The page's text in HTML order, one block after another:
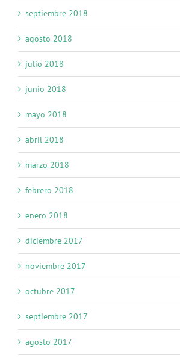
septiembre 2018
agosto 2018
julio 2018
junio 2018
mayo 2018
abril 2018
marzo 2018
febrero 2018
enero 2018
diciembre 2017
noviembre 2017
octubre 2017
septiembre 2017
agosto 2017